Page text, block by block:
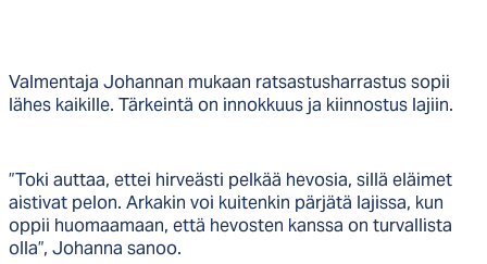
Valmentaja Johannan mukaan ratsastusharrastus sopii
lähes kaikille. Tärkeintä on innokkuus ja kiinnostus lajiin.
”Toki auttaa, ettei hirveästi pelkää hevosia, sillä eläimet
aistivat pelon. Arkakin voi kuitenkin pärjätä lajissa, kun
oppii huomaamaan, että hevosten kanssa on turvallista
olla”, Johanna sanoo.